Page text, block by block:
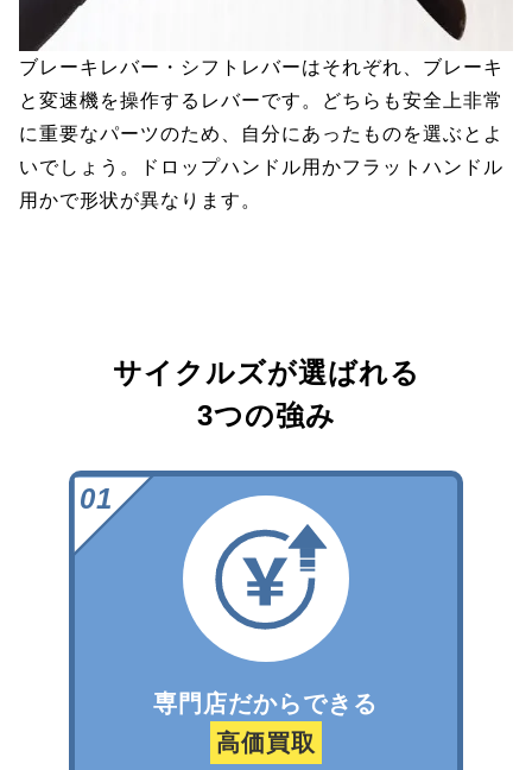
ブレーキレバー・シフトレバーはそれぞれ、ブレーキ
と変速機を操作するレバーです。どちらも安全上非常
に重要なパーツのため、自分にあったものを選ぶとよ
いでしょう。ドロップハンドル用かフラットハンドル
用かで形状が異なります。
サイクルズが選ばれる
3つの強み
専門店だからできる
高価買取